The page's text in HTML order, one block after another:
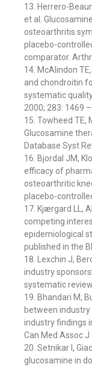
13. Herrero-
et al.
osteoarthritis
placebo-
comparator.
14. McAlindon
and chondroitin
systematic
2000; 283: 1469 –
15. Towheed TE,
Glucosamine
Database Syst
16. Bjordal JM,
efficacy of
osteoarthritic
placebo-
17. Kjærgard LL,
competing
epidemiological
published in the
18. Lexchin J,
industry
systematic
19. Bhandari M,
between
industry findings
Can Med Assoc J
20. Setnikar I,
glucosamine in